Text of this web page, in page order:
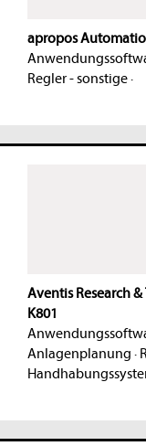
apropos
Regler - sonstige·
Aventis Research
K801
Anlagenplanung ·